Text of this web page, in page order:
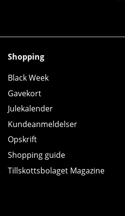
Shopping
Black Week
Gavekort
Julekalender
Kundeanmeldelser
Opskrift
Shopping guide
Tillskottsbolaget Magazine